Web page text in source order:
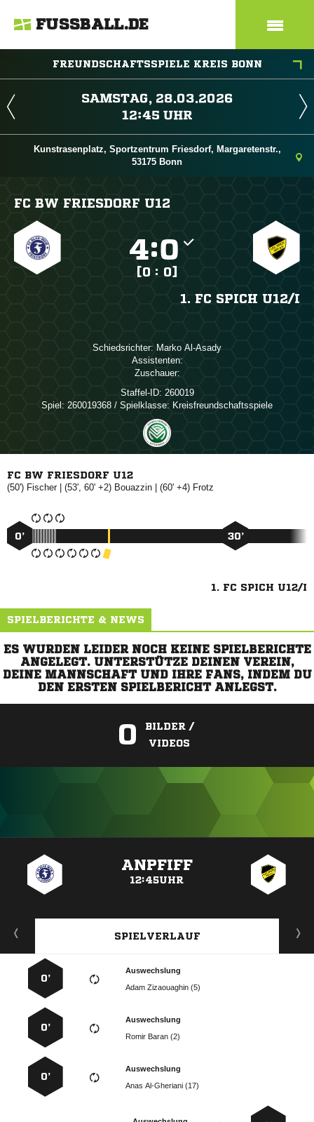
FUSSBALL.DE
FREUNDSCHAFTSSPIELE KREIS BONN
 
 
Kunstrasenplatz, Sportzentrum Friesdorf, Margaretenstr.,
53175 Bonn
FC BW FRIESDORF U12
:
[0 : 0]
1. FC SPICH U12/​I
Schiedsrichter:  
Assistenten:
Zuschauer:
Staffel-ID: 260019
Spiel: 260019368 / Spielklasse: Kreisfreundschaftsspiele
FC BW FRIESDORF U12
(50') | (53', 60' +2)  | (60' +4) 
0’ 30’
1. FC SPICH U12/I
SPIELBERICHTE & NEWS
ES WURDEN LEIDER NOCH KEINE SPIELBERICHTE
ANGELEGT. UNTERSTÜTZE DEINEN VEREIN,
DEINE MANNSCHAFT UND IHRE FANS, INDEM DU
DEN ERSTEN SPIELBERICHT ANLEGST.
0
BILDER /
VIDEOS
ANPFIFF
12:45UHR
SPIELVERLAUF
Auswechslung
  
0’
Auswechslung
  
0’
Auswechslung
  
0’